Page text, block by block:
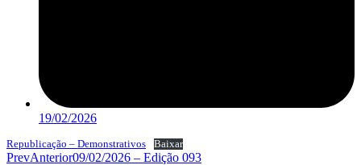
19/02/2026
Republicação – Demonstrativos Baixar
PrevAnterior09/02/2026 – Edição 093